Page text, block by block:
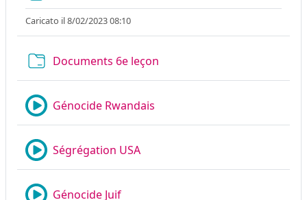
Caricato il 8/02/2023 08:10
Documents 6e leçon
Génocide Rwandais
Ségrégation USAMediaserver
Génocide JuifMediaserver